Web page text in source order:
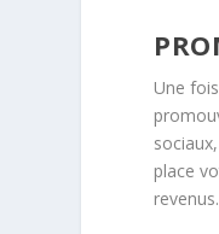
Une
place
revenus.